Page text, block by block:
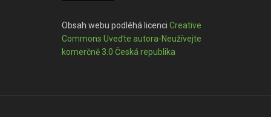
Obsah webu podléhá licenci Creative
Commons Uveďte autora-Neužívejte
komerčně 3.0 Česká republika